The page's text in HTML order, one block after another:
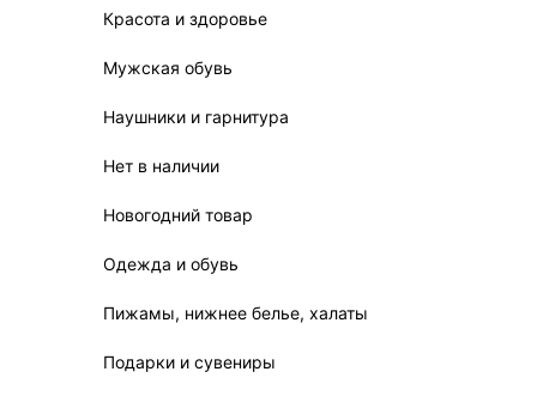
Красота и здоровье
Мужская обувь
Наушники и гарнитура
Нет в наличии
Новогодний товар
Одежда и обувь
Пижамы, нижнее белье, халаты
Подарки и сувениры